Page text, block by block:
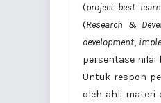
(project best
(Research &
development,
persentase nilai
Untuk respon
oleh ahli materi